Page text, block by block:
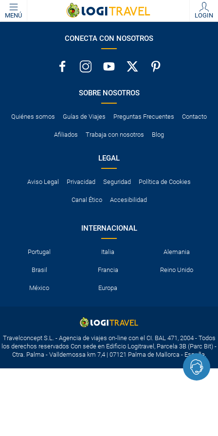
MENÚ LOGIN
CONECTA CON NOSOTROS
SOBRE NOSOTROS
Quiénes somos Guías de Viajes Preguntas Frecuentes Contacto
Afiliados Trabaja con nosotros Blog
LEGAL
Aviso Legal Privacidad Seguridad Política de Cookies
Canal Ético Accesibilidad
INTERNACIONAL
Portugal Italia Alemania
Brasil Francia Reino Unido
México Europa
Travelconcept S.L. - Agencia de viajes on-line con el CI. BAL 471, 2004 - Todos
los derechos reservados Con sede en Edificio Logitravel, Parcela 3B (Parc Bit) -
Ctra. Palma - Valldemossa km 7,4 | 07121 Palma de Mallorca - España.